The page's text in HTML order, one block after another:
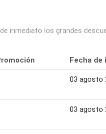
inmediato los grandes
Fecha de
03 agosto
03 agosto